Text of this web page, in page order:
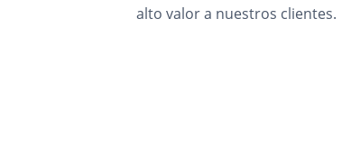
alto valor a nuestros clientes.